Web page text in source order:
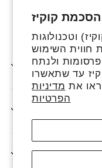
הסכמת קוקיז
וטכנולוגות
חווית השימוש
ולנתח
עד שתאשרו
את מדיניות
הפרטיות